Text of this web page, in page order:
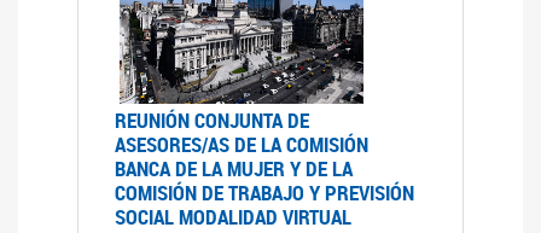
REUNIÓN CONJUNTA DE
ASESORES/AS DE LA COMISIÓN
BANCA DE LA MUJER Y DE LA
COMISIÓN DE TRABAJO Y PREVISIÓN
SOCIAL MODALIDAD VIRTUAL